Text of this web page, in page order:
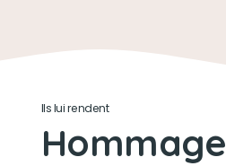
Dormir sur le canapé
Ils lui rendent
Hommage